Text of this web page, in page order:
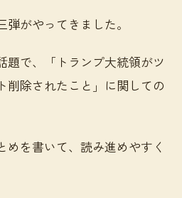
がやってきました。
題で、「トランプ大統領がツ
削除されたこと」に関しての
めを書いて、読み進めやすく